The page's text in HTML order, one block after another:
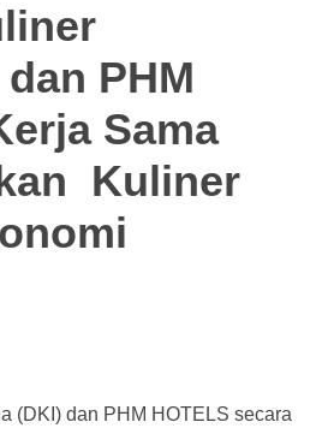
PHM
Sama
Kuliner
(DKI) dan PHM HOTELS secara